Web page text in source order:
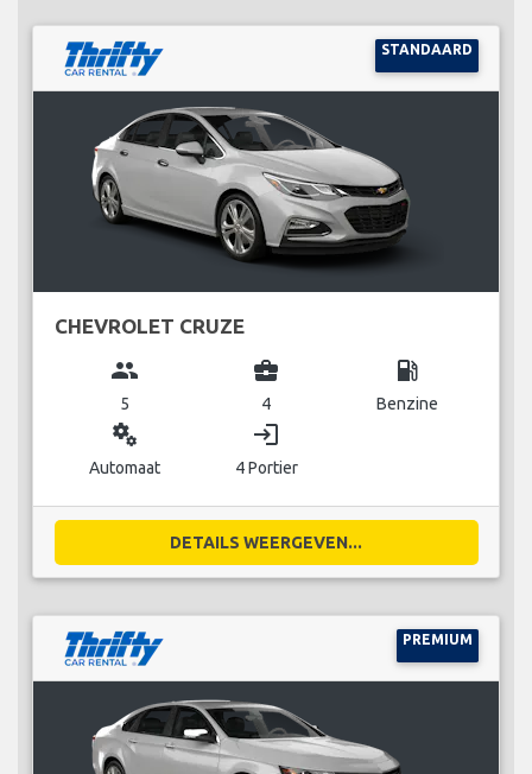
STANDAARD
CHEVROLET CRUZE
group
5
business_center
4
local_gas_station
Benzine
miscellaneous_services
Automaat
login
4 Portier
DETAILS WEERGEVEN...
PREMIUM